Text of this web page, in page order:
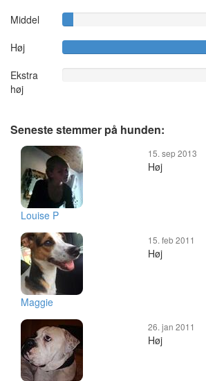
Middel
Høj
Ekstra
høj
Seneste stemmer på hunden:
Louise P
15. sep 2013
Høj
Maggie
15. feb 2011
Høj
26. jan 2011
Høj